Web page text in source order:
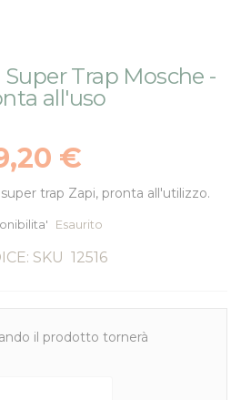
Trap Mosche -
all'uso
€
trap Zapi, pronta all'utilizzo.
Esaurito
SKU 12516
il prodotto tornerà